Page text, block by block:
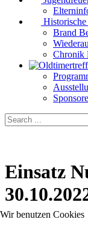
Brand
Chronik
Einsatz
Wir benutzen Cookies